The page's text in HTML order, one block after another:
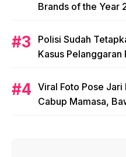
Brands of the Year
Polisi Sudah
Kasus Pelanggaran
Viral Foto Pose
Cabup Mamasa,